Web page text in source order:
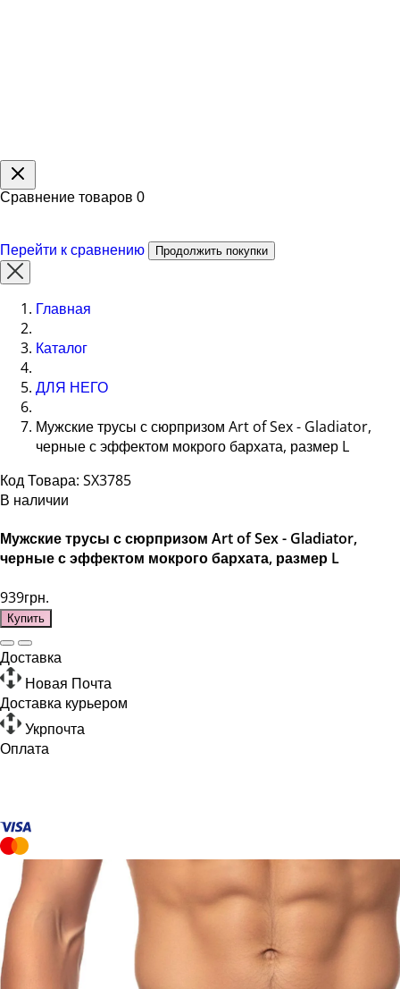
Сравнение товаров 0
Перейти к сравнению Продолжить покупки
Главная
Каталог
ДЛЯ НЕГО
Мужские трусы с сюрпризом Art of Sex - Gladiator,
черные с эффектом мокрого бархата, размер L
Код Товара: SX3785
В наличии
Мужские трусы с сюрпризом Art of Sex - Gladiator,
черные с эффектом мокрого бархата, размер L
939грн.
Купить
Доставка
Новая Почта
Доставка курьером
Укрпочта
Оплата